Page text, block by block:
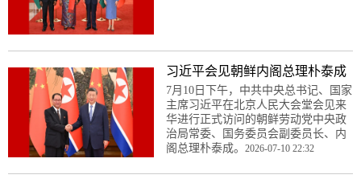
习近平会见朝鲜内阁总理朴泰成
7月10日下午，中共中央总书记、国家
主席习近平在北京人民大会堂会见来
华进行正式访问的朝鲜劳动党中央政
治局常委、国务委员会副委员长、内
阁总理朴泰成。 2026-07-10 22:32